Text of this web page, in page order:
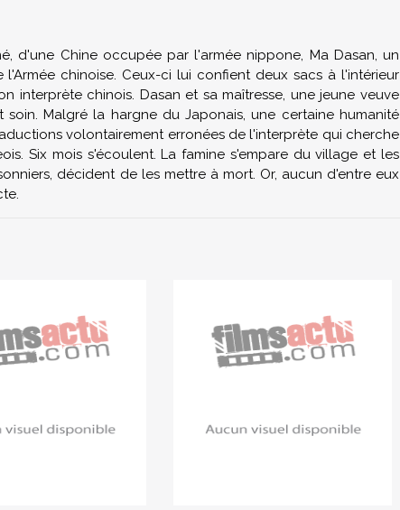
d'une Chine occupée par l'armée nippone, Ma Dasan, un
chinoise. Ceux-ci lui confient deux sacs à l'intérieur
interprète chinois. Dasan et sa maîtresse, une jeune veuve
Malgré la hargne du Japonais, une certaine humanité
volontairement erronées de l'interprète qui cherche
Six mois s'écoulent. La famine s'empare du village et les
décident de les mettre à mort. Or, aucun d'entre eux